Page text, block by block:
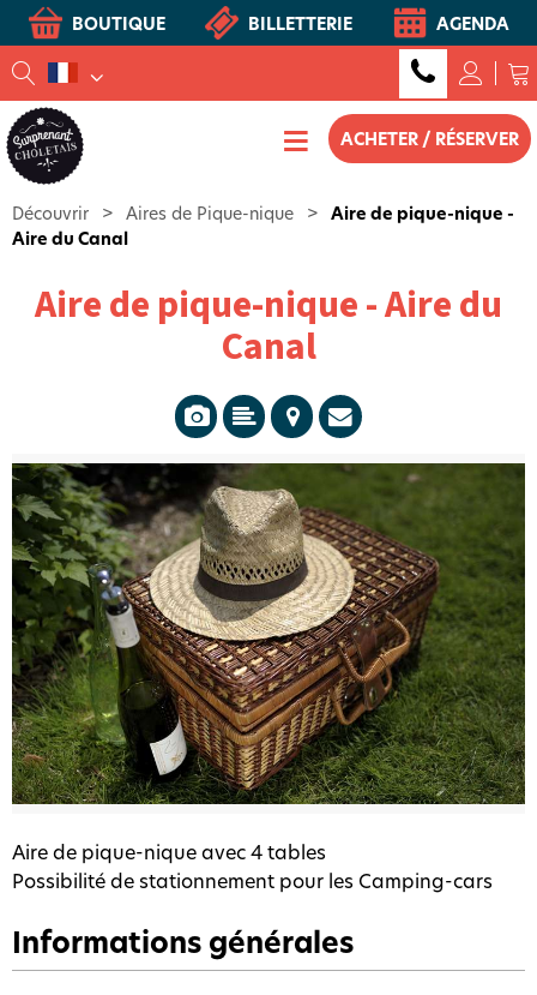
BOUTIQUE BILLETTERIE AGENDA
ACHETER / RÉSERVER
Découvrir > Aires de Pique-nique > Aire de pique-nique -
Aire du Canal
Aire de pique-nique - Aire du
Canal
Aire de pique-nique avec 4 tables
Possibilité de stationnement pour les Camping-cars
Informations générales